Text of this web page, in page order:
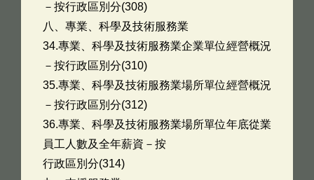
－按行政區別分(308)
八、專業、科學及技術服務業
34.專業、科學及技術服務業企業單位經營概況
－按行政區別分(310)
35.專業、科學及技術服務業場所單位經營概況
－按行政區別分(312)
36.專業、科學及技術服務業場所單位年底從業
員工人數及全年薪資－按
行政區別分(314)